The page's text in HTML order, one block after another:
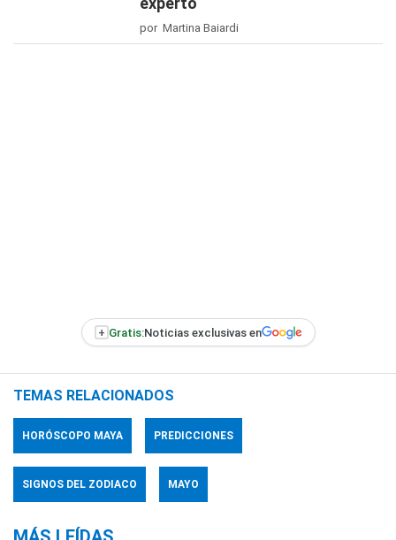
por Martina Baiardi
+ Gratis:Noticias exclusivas en
TEMAS RELACIONADOS
HORÓSCOPO MAYA PREDICCIONES
SIGNOS DEL ZODIACO MAYO